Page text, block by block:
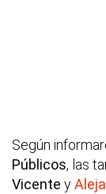
Según
Públicos, las
Vicente y